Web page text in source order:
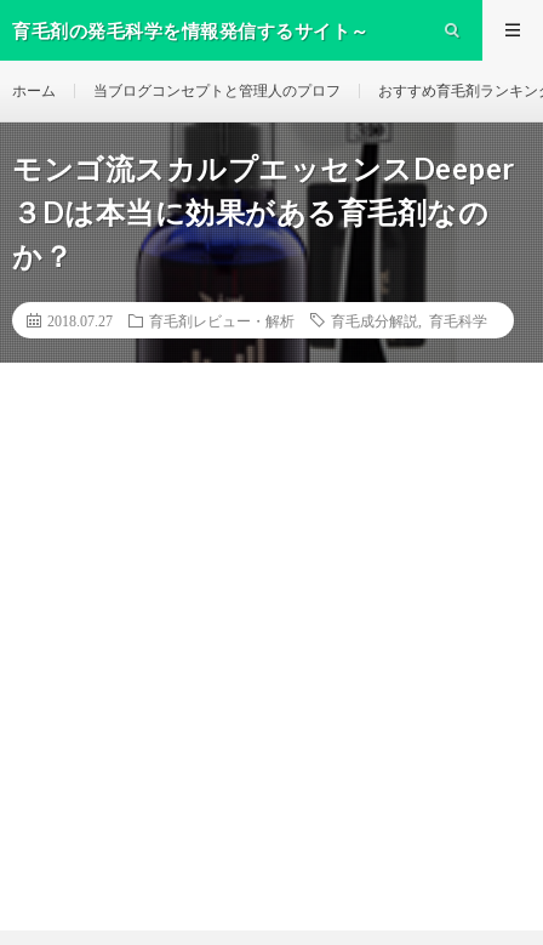
育毛剤の発毛科学を情報発信するサイト～
ホーム 当ブログコンセプトと管理人のプロフ おすすめ育毛剤ランキン
モンゴ流スカルプエッセンスDeeper
３Dは本当に効果がある育毛剤なの
か？
2018.07.27 育毛剤レビュー・解析 育毛成分解説 育毛科学